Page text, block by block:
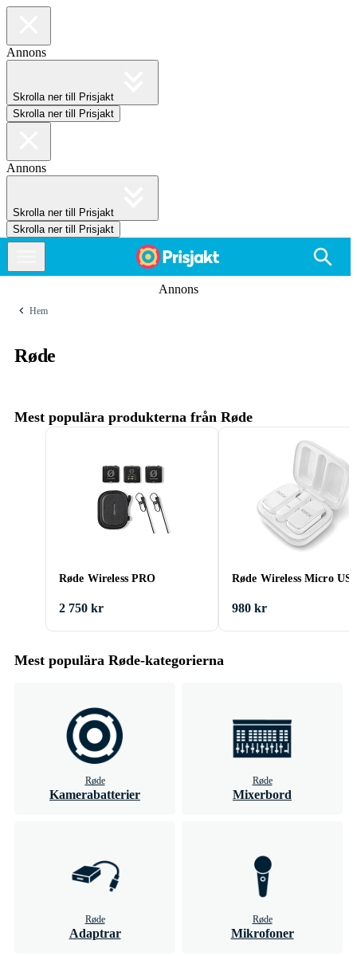
Annons
Skrolla ner till Prisjakt
Skrolla ner till Prisjakt
Annons
Skrolla ner till Prisjakt
Skrolla ner till Prisjakt
Annons
Hem
Røde
Mest populära produkterna från Røde
Røde Wireless PRO
2 750 kr
Røde Wireless Micro
980 kr
Mest populära Røde-kategorierna
Røde
Kamerabatterier
Røde
Mixerbord
Røde
Adaptrar
Røde
Mikrofoner